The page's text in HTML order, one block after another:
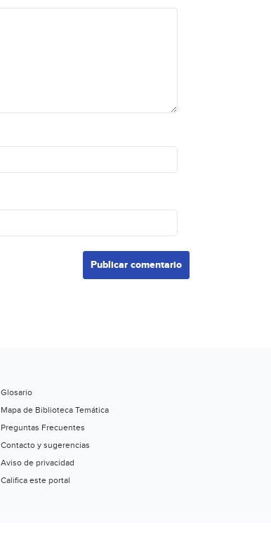
Glosario
Mapa de Biblioteca Temática
Preguntas Frecuentes
Contacto y sugerencias
Aviso de privacidad
Califica este portal